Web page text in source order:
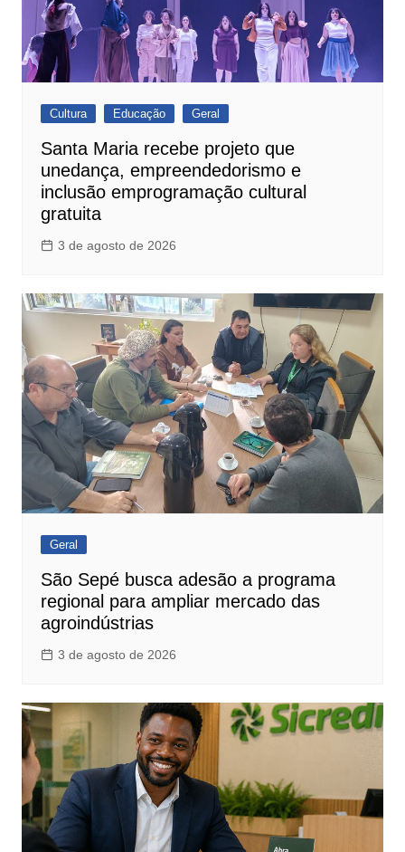
Cultura Educação Geral
Santa Maria recebe projeto que
unedança, empreendedorismo e
inclusão emprogramação cultural
gratuita
3 de agosto de 2026
Geral
São Sepé busca adesão a programa
regional para ampliar mercado das
agroindústrias
3 de agosto de 2026